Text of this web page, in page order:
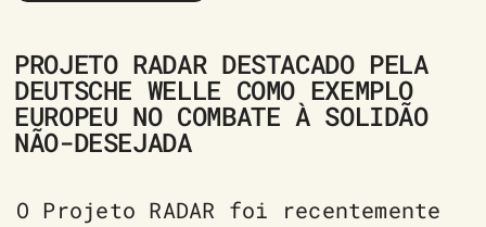
PROJETO RADAR DESTACADO PELA
DEUTSCHE WELLE COMO EXEMPLO
EUROPEU NO COMBATE À SOLIDÃO
NÃO-DESEJADA
O Projeto RADAR foi recentemente